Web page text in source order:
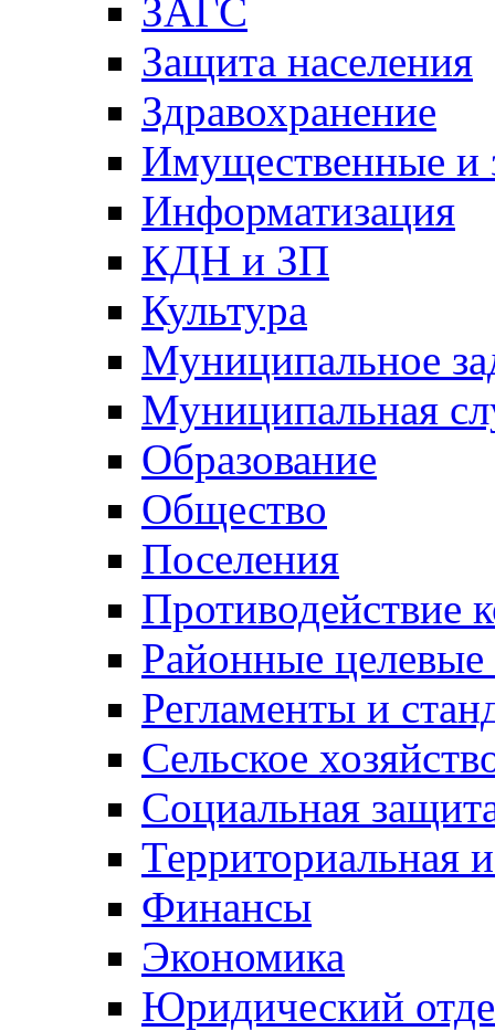
ЗАГС
Защита населения
Здравохранение
Имущественные и
Информатизация
КДН и ЗП
Культура
Муниципальное
Муниципальная
Образование
Общество
Поселения
Противодействие
Районные
Регламенты и
Сельское
Социальная
Территориальная
Финансы
Экономика
Юридический